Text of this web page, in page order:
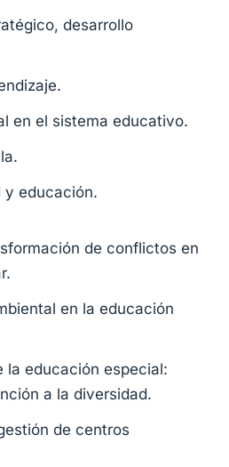
desarrollo
en el sistema educativo.
y educación.
de conflictos en
en la educación
la educación especial:
a la diversidad.
de centros